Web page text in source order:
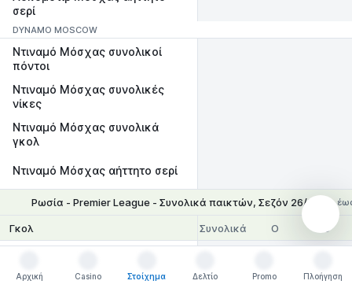
σερί
DYNAMO MOSCOW
Ντιναμό Μόσχας συνολικοί
πόντοι
Ντιναμό Μόσχας συνολικές
νίκες
Ντιναμό Μόσχας συνολικά
γκολ
Ντιναμό Μόσχας αήττητο σερί
Ρωσία - Premier League - Συνολικά παικτών, Σεζόν 26/27
Γκολ Συνολικά Ο U
Αρχική
Casino
Στοίχημα
Δελτίο
Promo
Πλοήγηση